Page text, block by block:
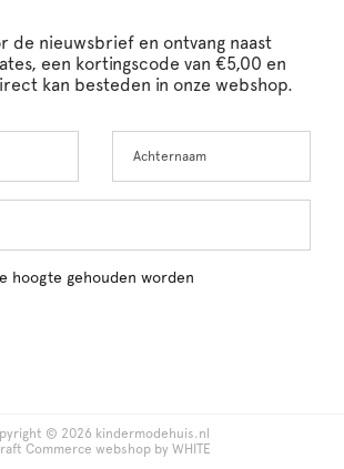
de nieuwsbrief en ontvang naast
een kortingscode van €5,00 en
kan besteden in onze webshop.
hoogte gehouden worden
© 2026 kindermodehuis.nl
Commerce webshop by WHITE